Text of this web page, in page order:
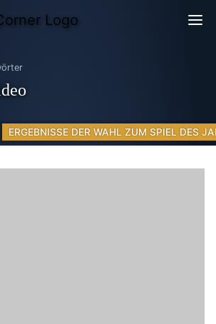
ERGEBNISSE DER WAHL ZUM SPIEL DES